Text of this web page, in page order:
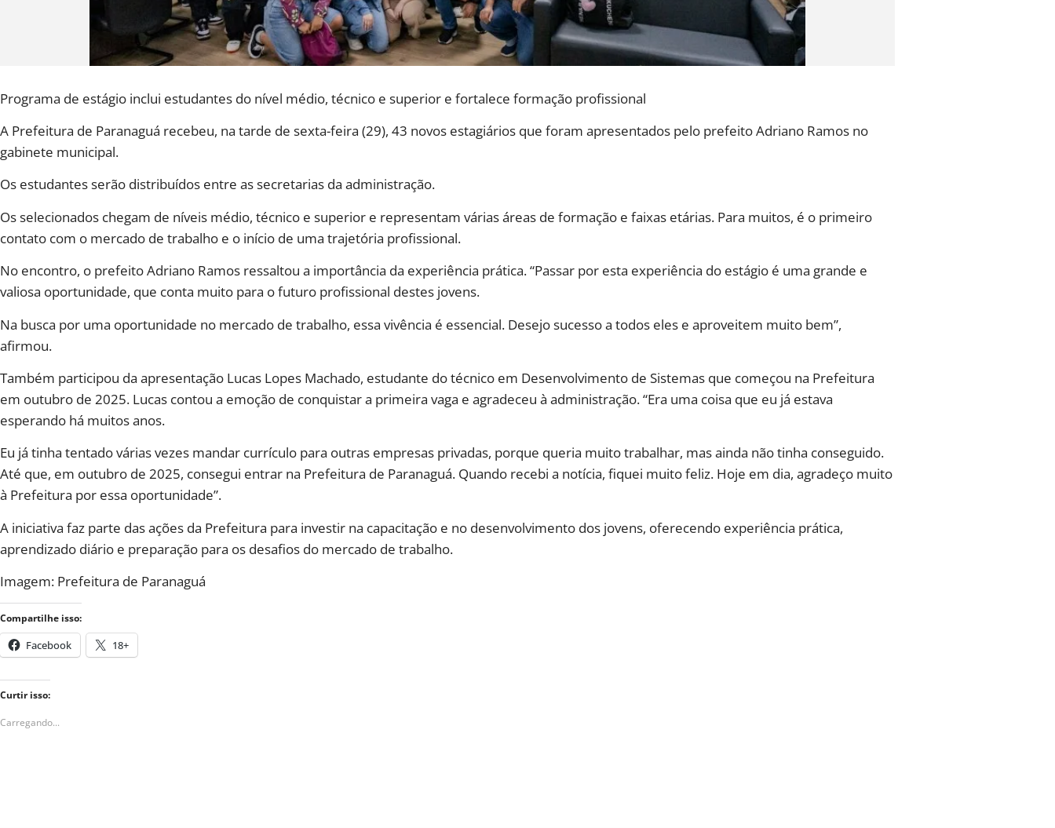
Programa de estágio inclui estudantes do nível médio, técnico e superior e fortalece formação profissional
A Prefeitura de Paranaguá recebeu, na tarde de sexta-feira (29), 43 novos estagiários que foram apresentados pelo prefeito Adriano Ramos no
gabinete municipal.
Os estudantes serão distribuídos entre as secretarias da administração.
Os selecionados chegam de níveis médio, técnico e superior e representam várias áreas de formação e faixas etárias. Para muitos, é o primeiro
contato com o mercado de trabalho e o início de uma trajetória profissional.
No encontro, o prefeito Adriano Ramos ressaltou a importância da experiência prática. “Passar por esta experiência do estágio é uma grande e
valiosa oportunidade, que conta muito para o futuro profissional destes jovens.
Na busca por uma oportunidade no mercado de trabalho, essa vivência é essencial. Desejo sucesso a todos eles e aproveitem muito bem”,
afirmou.
Também participou da apresentação Lucas Lopes Machado, estudante do técnico em Desenvolvimento de Sistemas que começou na Prefeitura
em outubro de 2025. Lucas contou a emoção de conquistar a primeira vaga e agradeceu à administração. “Era uma coisa que eu já estava
esperando há muitos anos.
Eu já tinha tentado várias vezes mandar currículo para outras empresas privadas, porque queria muito trabalhar, mas ainda não tinha conseguido.
Até que, em outubro de 2025, consegui entrar na Prefeitura de Paranaguá. Quando recebi a notícia, fiquei muito feliz. Hoje em dia, agradeço muito
à Prefeitura por essa oportunidade”.
A iniciativa faz parte das ações da Prefeitura para investir na capacitação e no desenvolvimento dos jovens, oferecendo experiência prática,
aprendizado diário e preparação para os desafios do mercado de trabalho.
Imagem: Prefeitura de Paranaguá
Compartilhe isso:
Facebook 18+
Curtir isso:
Carregando...